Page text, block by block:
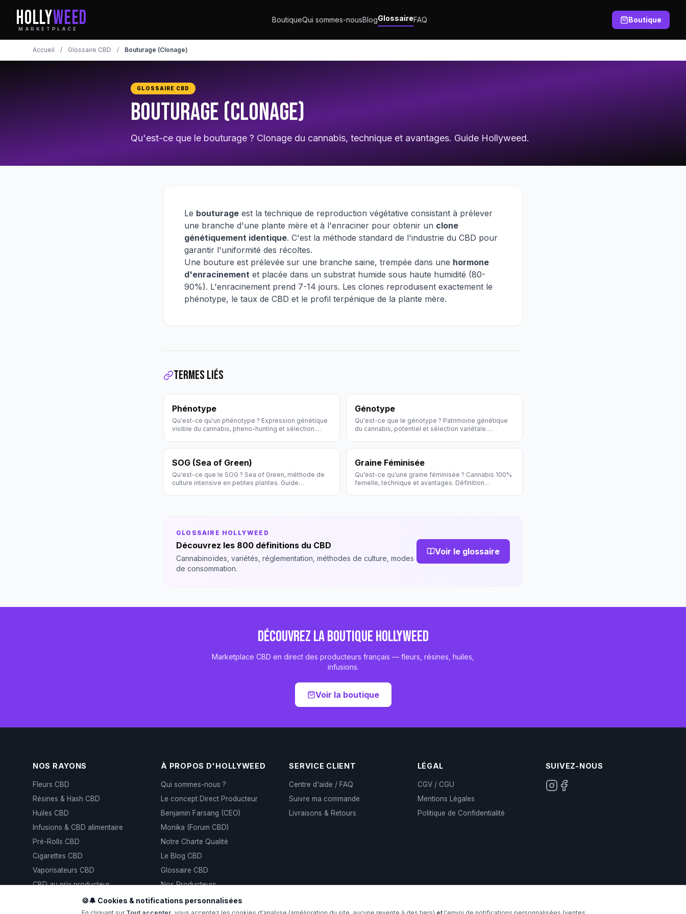
HOLLYWEED
MARKETPLACE
BoutiqueQui sommes-nousBlogGlossaireFAQ Boutique
Accueil / Glossaire CBD / Bouturage (Clonage)
GLOSSAIRE CBD
Bouturage (Clonage)
Qu'est-ce que le bouturage ? Clonage du cannabis, technique et avantages. Guide Hollyweed.
Le bouturage est la technique de reproduction végétative consistant à prélever
une branche d'une plante mère et à l'enraciner pour obtenir un clone
génétiquement identique. C'est la méthode standard de l'industrie du CBD pour
garantir l'uniformité des récoltes.
Une bouture est prélevée sur une branche saine, trempée dans une hormone
d'enracinement et placée dans un substrat humide sous haute humidité (80-
90%). L'enracinement prend 7-14 jours. Les clones reproduisent exactement le
phénotype, le taux de CBD et le profil terpénique de la plante mère.
Termes liés
Phénotype
Qu'est-ce qu'un phénotype ? Expression génétique
visible du cannabis, pheno-hunting et sélection.
Génotype
Qu'est-ce que le génotype ? Patrimoine génétique
du cannabis, potentiel et sélection variétale.
SOG (Sea of Green)
Qu'est-ce que le SOG ? Sea of Green, méthode de
culture intensive en petites plantes. Guide
Graine Féminisée
Qu'est-ce qu'une graine féminisée ? Cannabis 100%
femelle, technique et avantages. Définition
GLOSSAIRE HOLLYWEED
Découvrez les 800 définitions du CBD
Cannabinoïdes, variétés, réglementation, méthodes de culture, modes
de consommation.
Voir le glossaire
DÉCOUVREZ LA BOUTIQUE HOLLYWEED
Marketplace CBD en direct des producteurs français — fleurs, résines, huiles,
infusions.
Voir la boutique
NOS RAYONS
Fleurs CBD
Résines & Hash CBD
Huiles CBD
Infusions & CBD alimentaire
Pré-Rolls CBD
Cigarettes CBD
Vaporisateurs CBD
CBD au prix producteur
À PROPOS D'HOLLYWEED
Qui sommes-nous ?
Le concept Direct Producteur
Benjamin Farsang (CEO)
Monika (Forum CBD)
Notre Charte Qualité
Le Blog CBD
Glossaire CBD
Nos Producteurs
GrowLog — Traçabilité
SERVICE CLIENT
Centre d'aide / FAQ
Suivre ma commande
Livraisons & Retours
LÉGAL
CGV / CGU
Mentions Légales
Politique de Confidentialité
SUIVEZ-NOUS
🍪🔔 Cookies & notifications personnalisées